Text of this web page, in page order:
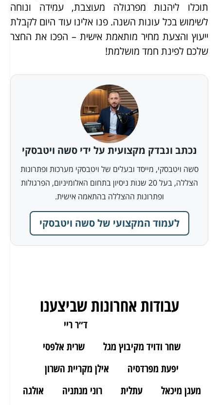
תוכלו ליהנות מפרגולה מעוצבת, עמידה ונוחה
לשימוש בכל עונות השנה. פנו אלינו עוד היום לקבלת
ייעוץ והצעת מחיר מותאמת אישית – הפכו את החצר
שלכם לפינת חמד מושלמת!
נכתב ונבדק מקצועית על ידי סשה ויטבסקי
סשה ויטבסקי, מייסד ובעלים של ויטבסקי מערכות ופתרונות
הצללה, בעל 20 שנות ניסיון בתחום האלומיניום, הפרגולות
ופתרונות ההצללה בהתאמה אישית.
לעמוד המקצועי של סשה ויטבסקי
עבודות אחרונות שביצענו
ד״ר ריי
שחר ודויד מקיבוץ מגל
שרית אלפסי
יפעת מפרדסיה
אילן מקריית השרון
מעגן מיכאל
עתלית רוני מנתניה
אולגה